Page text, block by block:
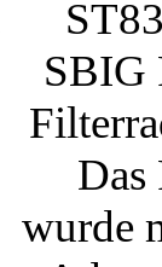
SBIG
Das
wurde